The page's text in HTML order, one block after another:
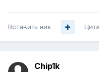
Вставить ник
Chip1k